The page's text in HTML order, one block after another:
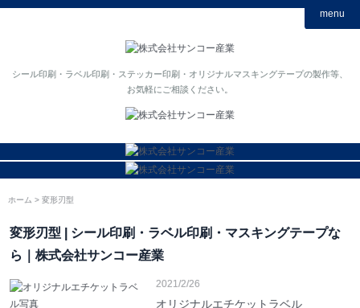
シール印刷・ラベル印刷・ステッカー印刷・オリジナルマスキングテープの製作等、
お気軽にご相談ください。
menu
ホーム 変形刃型
変形刃型 | シール印刷・ラベル印刷・マスキングテープな
ら｜株式会社サンコー産業
2021/2/26
オリジナルエチケットラベル